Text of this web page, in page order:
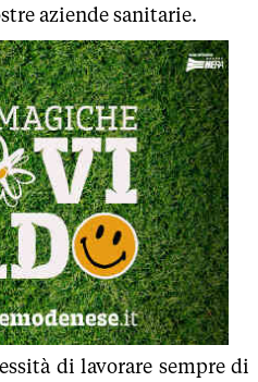
aziende sanitarie.
di lavorare sempre di